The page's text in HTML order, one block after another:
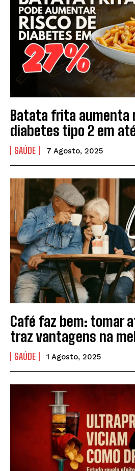
Batata frita aumenta
diabetes tipo 2 em
SAÚDE 7 Agosto, 2025
Café faz bem: tomar
traz vantagens na
SAÚDE 1 Agosto, 2025